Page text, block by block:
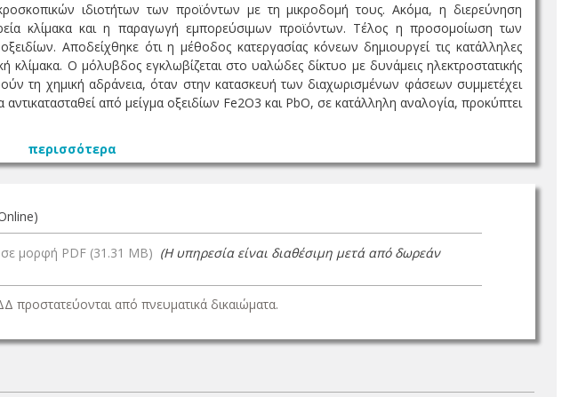
ιδιοτήτων των προϊόντων με τη μικροδομή τους. Ακόμα, η διερεύνηση
κλίμακα και η παραγωγή εμπορεύσιμων προϊόντων. Τέλος η προσομοίωση των
Αποδείχθηκε ότι η μέθοδος κατεργασίας κόνεων δημιουργεί τις κατάλληλες
Ο μόλυβδος εγκλωβίζεται στο υαλώδες δίκτυο με δυνάμεις ηλεκτροστατικής
τη χημική αδράνεια, όταν στην κατασκευή των διαχωρισμένων φάσεων συμμετέχει
από μείγμα οξειδίων Fe2O3 και PbO, σε κατάλληλη αναλογία, προκύπτει
περισσότερα
σε μορφή PDF (31.31 MB) (Η υπηρεσία είναι διαθέσιμη μετά από δωρεάν
προστατεύονται από πνευματικά δικαιώματα.